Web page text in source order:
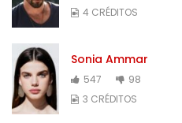
4 CRÉDITOS
Sonia Ammar
547
98
3 CRÉDITOS